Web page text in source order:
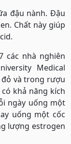
đậu nành. Đậu
Chất này giúp
các nhà nghiên
Medical
và trong rượu
khả năng kích
ngày uống một
uống một cốc
lượng estrogen